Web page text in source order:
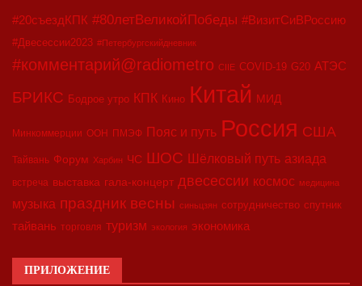
#20съездКПК #80летВеликойПобеды #ВизитСиВРоссию
#Двесессии2023 #Петербургскийдневник
#комментарий@radiometro CIIE COVID-19 G20 АТЭС
БРИКС Бодрое утро КПК Кино Китай МИД
Минкоммерции ООН ПМЭФ Пояс и путь Россия США
Тайвань Форум Харбин ЧС ШОС Шёлковый путь азиада
встреча выставка гала-концерт двесессии космос медицина
музыка праздник весны синьцзян сотрудничество спутник
тайвань торговля туризм экология экономика
ПРИЛОЖЕНИЕ